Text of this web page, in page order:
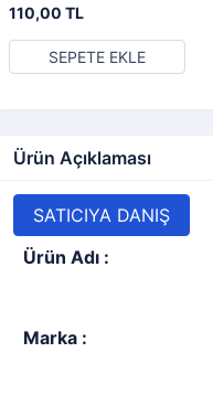
110,00 TL
SEPETE EKLE
Ürün Açıklaması
SATICIYA DANIŞ
Ürün Adı :
Marka :